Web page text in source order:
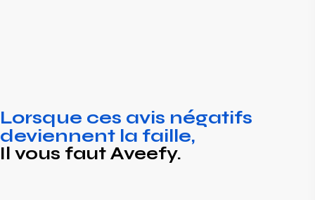
Lorsque ces avis négatifs
deviennent la faille,
Il vous faut Aveefy.